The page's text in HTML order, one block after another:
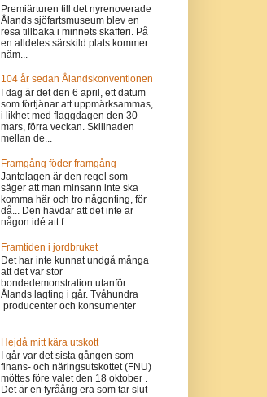
Premiärturen till det nyrenoverade
Ålands sjöfartsmuseum blev en
resa tillbaka i minnets skafferi. På
en alldeles särskild plats kommer
näm...
104 år sedan Ålandskonventionen
I dag är det den 6 april, ett datum
som förtjänar att uppmärksammas,
i likhet med flaggdagen den 30
mars, förra veckan. Skillnaden
mellan de...
Framgång föder framgång
Jantelagen är den regel som
säger att man minsann inte ska
komma här och tro någonting, för
då... Den hävdar att det inte är
någon idé att f...
Framtiden i jordbruket
Det har inte kunnat undgå många
att det var stor
bondedemonstration utanför
Ålands lagting i går. Tvåhundra
producenter och konsumenter
Hejdå mitt kära utskott
I går var det sista gången som
finans- och näringsutskottet (FNU)
möttes före valet den 18 oktober .
Det är en fyråårig era som tar slut